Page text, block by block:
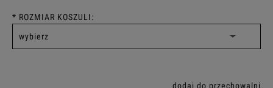
* ROZMIAR KOSZULI:
dodaj do przechowalni